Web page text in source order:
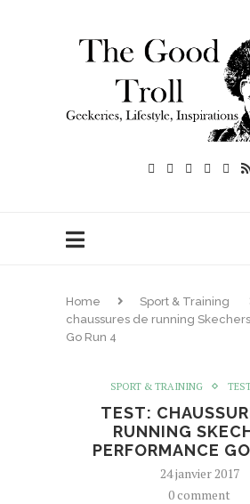
Home Sport & Training
chaussures de running
Go Run 4
SPORT & TRAINING
TEST:
RUNNING
PERFORMANCE
24 janvier 2017
0 comment